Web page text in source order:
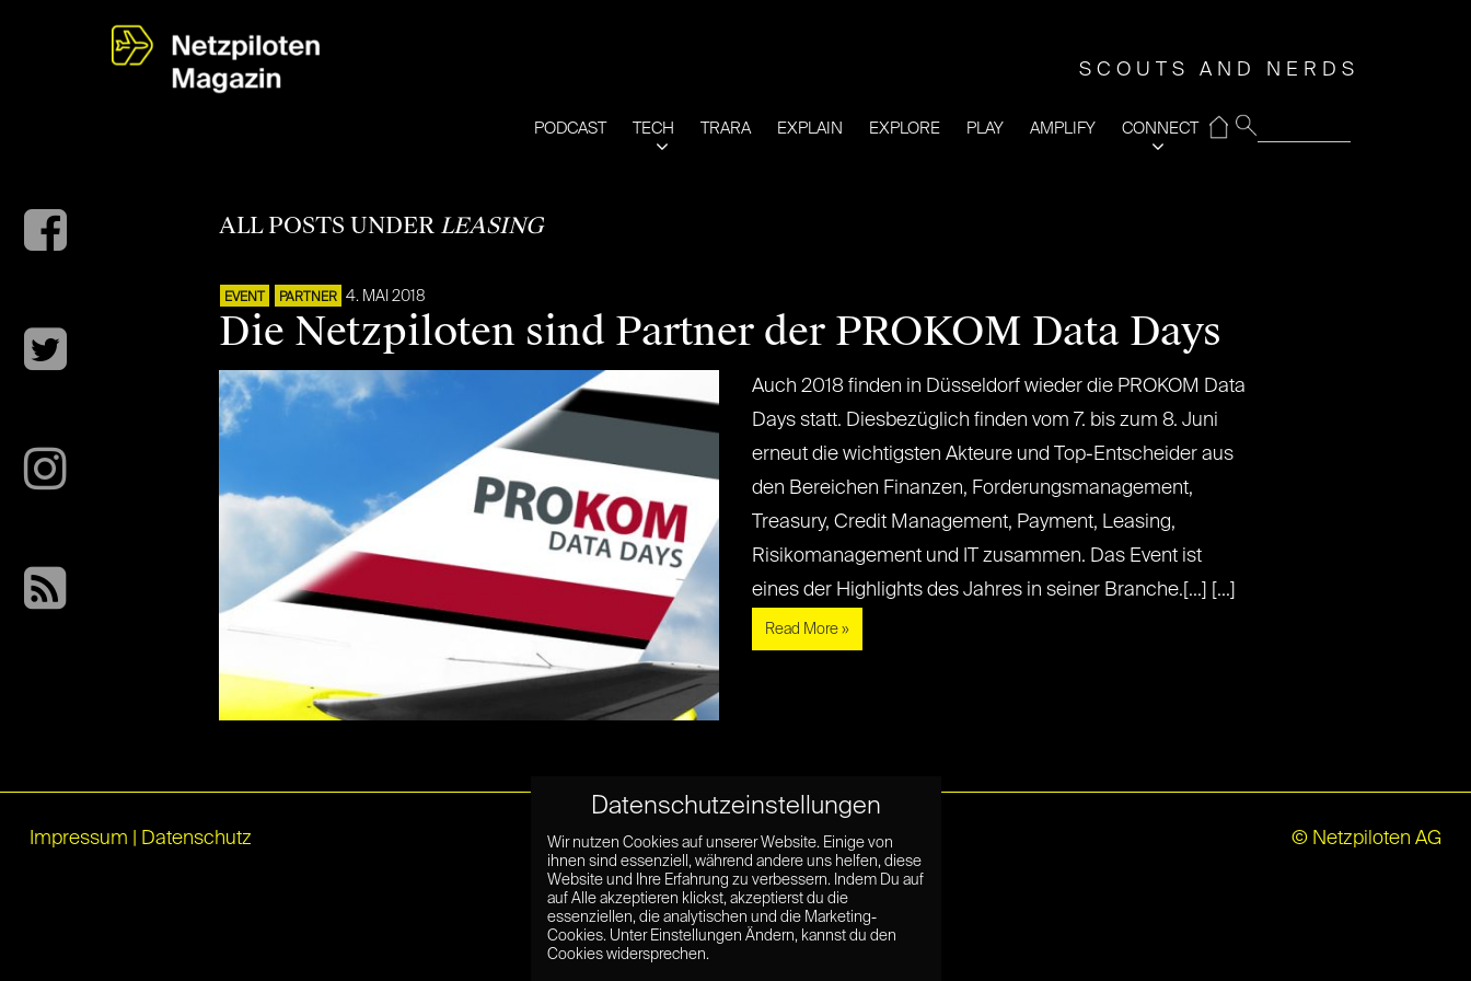
SCOUTS AND NERDS
PODCAST TECH TRARA EXPLAIN EXPLORE PLAY AMPLIFY CONNECT
⌂
ALL POSTS UNDER LEASING
EVENT PARTNER 4. MAI 2018
Die Netzpiloten sind Partner der PROKOM Data Days
Auch 2018 finden in Düsseldorf wieder die PROKOM Data
Days statt. Diesbezüglich finden vom 7. bis zum 8. Juni
erneut die wichtigsten Akteure und Top-Entscheider aus
den Bereichen Finanzen, Forderungsmanagement,
Treasury, Credit Management, Payment, Leasing,
Risikomanagement und IT zusammen. Das Event ist
eines der Highlights des Jahres in seiner Branche.[...] [...]
Read More »
Impressum Datenschutz © Netzpiloten AG
Datenschutzeinstellungen
Wir nutzen Cookies auf unserer Website. Einige von
ihnen sind essenziell, während andere uns helfen, diese
Website und Ihre Erfahrung zu verbessern. Indem Du auf
auf Alle akzeptieren klickst, akzeptierst du die
essenziellen, die analytischen und die Marketing-
Cookies. Unter Einstellungen Ändern, kannst du den
Cookies widersprechen.